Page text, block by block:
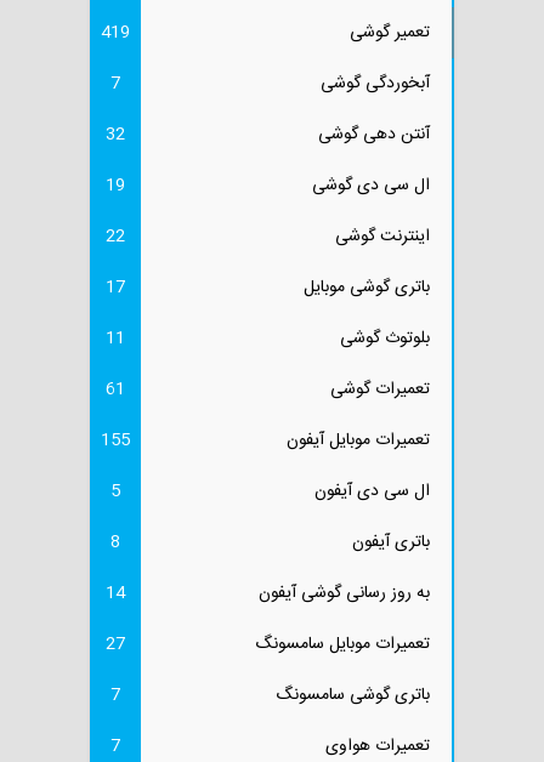
تعمیر گوشی
419
آبخوردگی گوشی
7
آنتن دهی گوشی
32
ال سی دی گوشی
19
اینترنت گوشی
22
باتری گوشی موبایل
17
بلوتوث گوشی
11
تعمیرات گوشی
61
تعمیرات موبایل آیفون
155
ال سی دی آیفون
5
باتری آیفون
8
به روز رسانی گوشی آیفون
14
تعمیرات موبایل سامسونگ
27
باتری گوشی سامسونگ
7
تعمیرات هواوی
7